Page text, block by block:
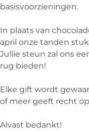
basisvoorzieningen.
In plaats van
april onze tanden
Jullie steun zal ons
rug bieden!
Elke gift wordt
of meer geeft recht
Alvast bedankt!